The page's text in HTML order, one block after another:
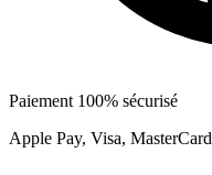
Paiement 100% sécurisé
Apple Pay, Visa, MasterCard